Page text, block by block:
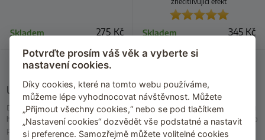
275 Kč
Skladem 345 Kč
Skladem
Uvolňující přípravky na deepthroat
Díky přípravkům na deepthroat ve formě sprejů a krémů sivychutnáte opravdu
hluboký orál bez nepříjemných pocitů a dávivého efektu. Vaše partnerka nebo
partner díky nim zvládne pojmout ústy větší část vašeho penisu než obvykle.
Potvrďte prosím váš věk a vyberte si
nastavení cookies.
Díky cookies, které na tomto webu používáme,
můžeme lépe vyhodnocovat návštěvnost. Můžete
„Přijmout všechny cookies,“ nebo se pod tlačítkem
„Nastavení cookies“ dozvědět vše podstatné a nastavit
si preference. Samozřejmě můžete volitelné cookies